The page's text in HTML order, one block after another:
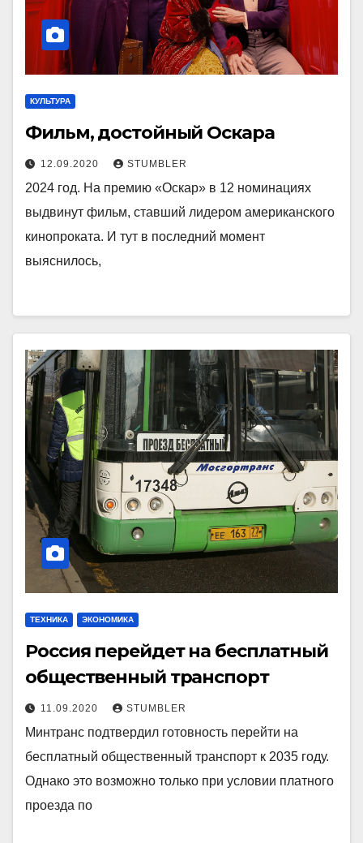
КУЛЬТУРА
Фильм, достойный Оскара
12.09.2020 STUMBLER
2024 год. На премию «Оскар» в 12 номинациях
выдвинут фильм, ставший лидером американского
кинопроката. И тут в последний момент
выяснилось,
ТЕХНИКА ЭКОНОМИКА
Россия перейдет на бесплатный
общественный транспорт
11.09.2020 STUMBLER
Минтранс подтвердил готовность перейти на
бесплатный общественный транспорт к 2035 году.
Однако это возможно только при условии платного
проезда по